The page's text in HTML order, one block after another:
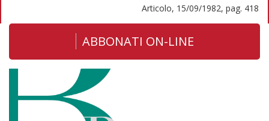
Articolo, 15/09/1982, pag. 418
ABBONATI ON-LINE